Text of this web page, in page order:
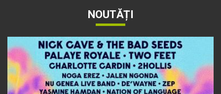
NOUTĂȚI